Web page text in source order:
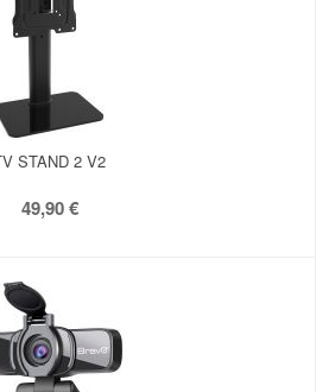
STAND 2 V2
49,90 €